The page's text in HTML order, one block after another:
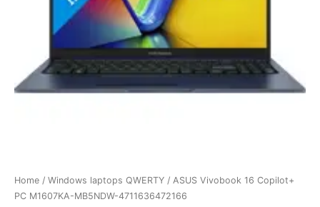
Home / Windows laptops QWERTY / ASUS Vivobook 16 Copilot+
PC M1607KA-MB5NDW-4711636472166